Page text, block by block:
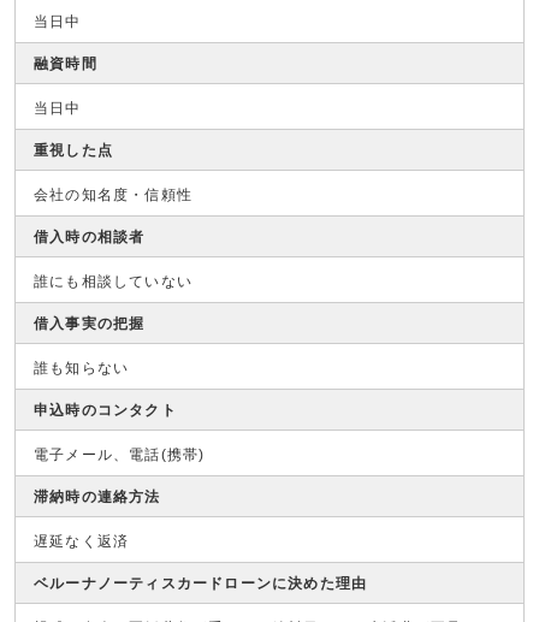
当日中
融資時間
当日中
重視した点
会社の知名度・信頼性
借入時の相談者
誰にも相談していない
借入事実の把握
誰も知らない
申込時のコンタクト
電子メール、電話(携帯)
滞納時の連絡方法
遅延なく返済
ベルーナノーティスカードローンに決めた理由